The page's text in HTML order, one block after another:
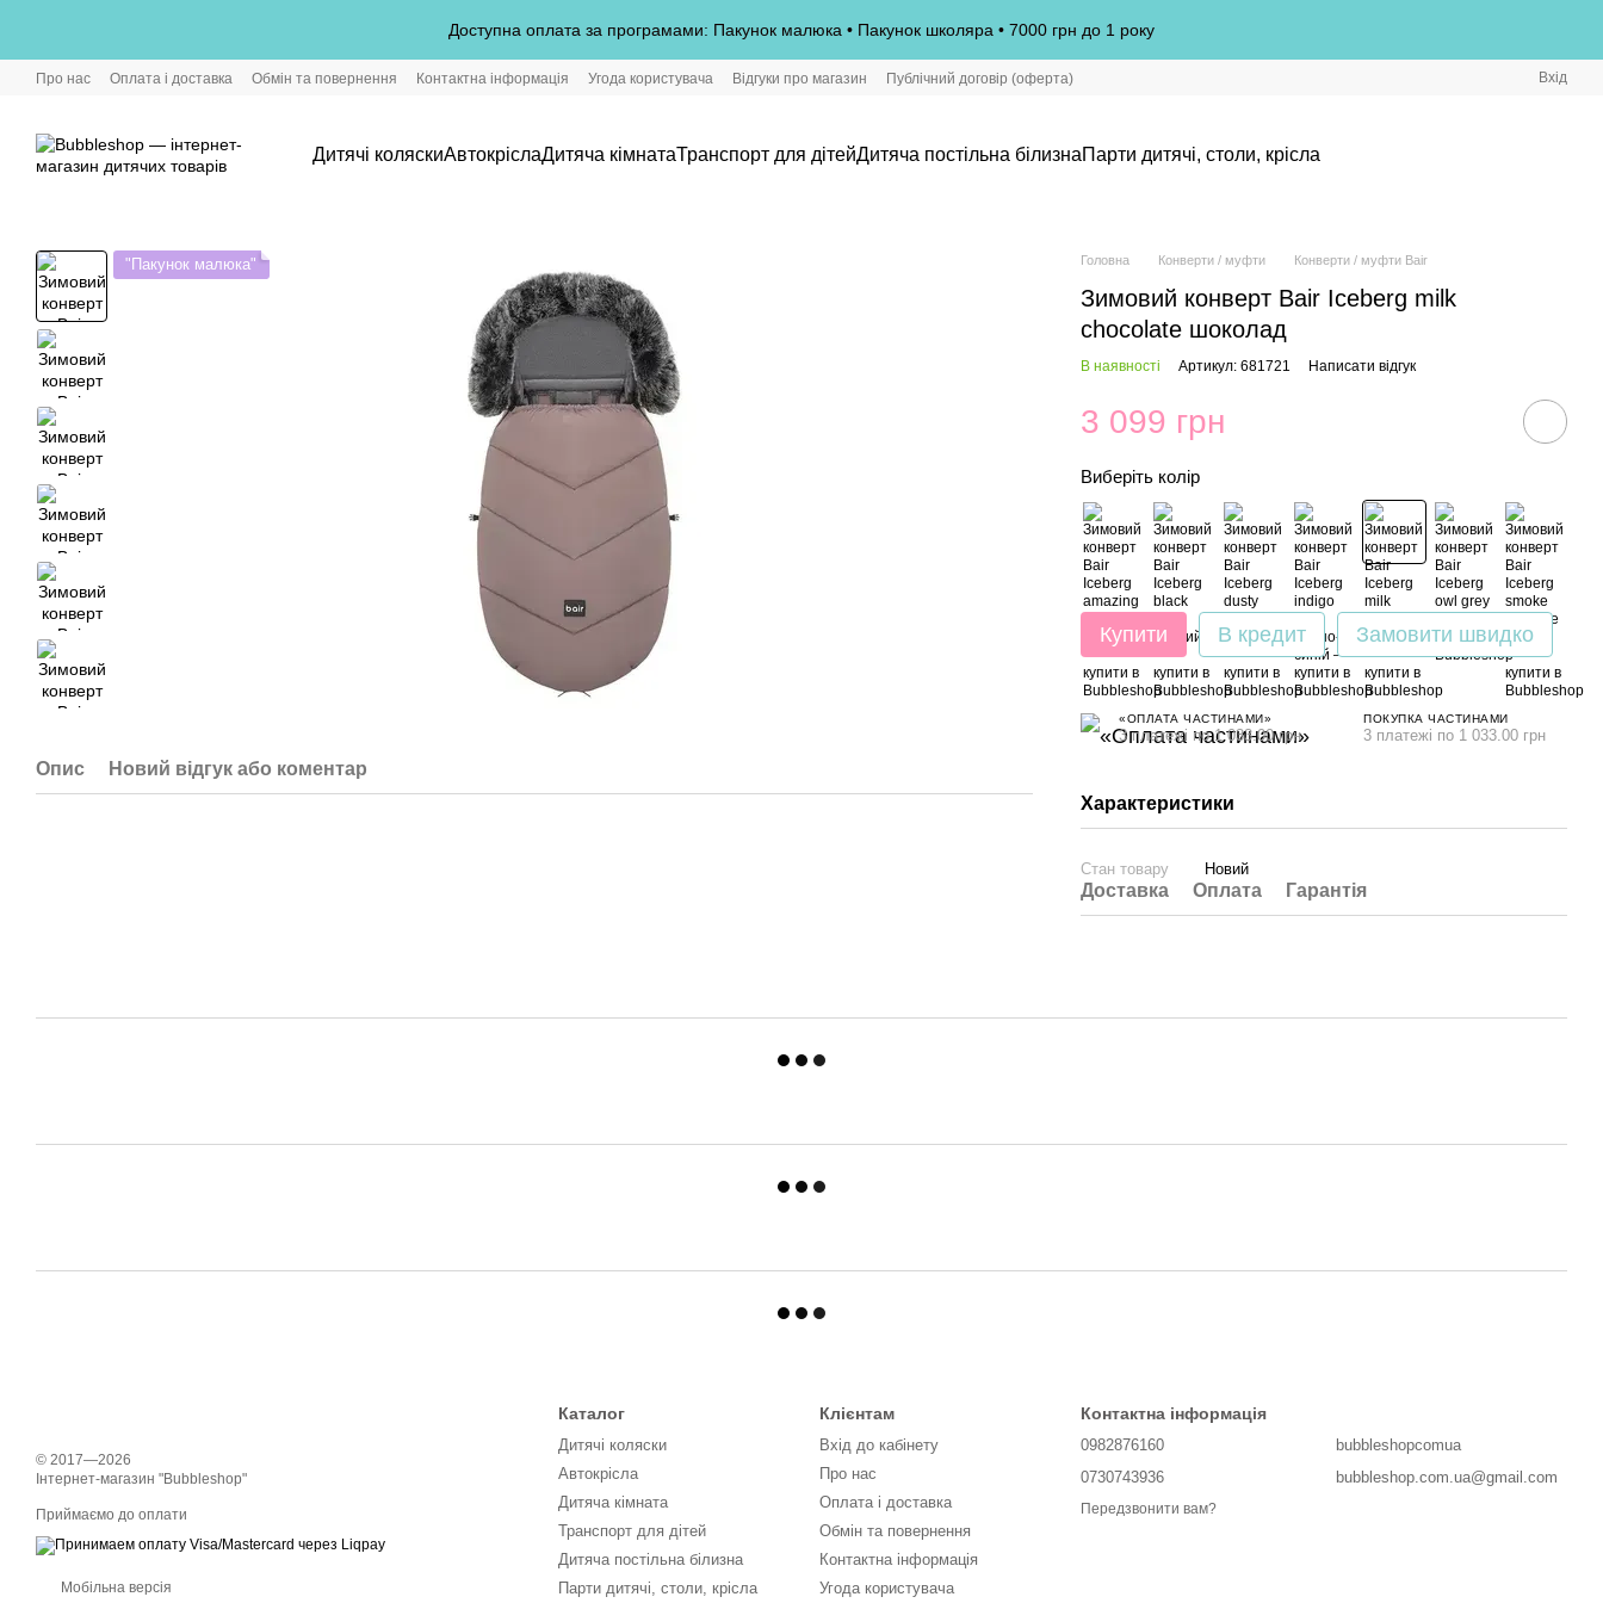
Доступна оплата за програмами: Пакунок малюка • Пакунок школяра • 7000 грн до 1 року
Про нас Оплата і доставка Обмін та повернення Контактна інформація Угода користувача Відгуки про магазин Публічний договір (оферта) Вхід
Дитячі коляскиАвтокріслаДитяча кімнатаТранспорт для дітейДитяча постільна білизнаПарти дитячі, столи, крісла
"Пакунок малюка"
Опис Новий відгук або коментар
Головна Конверти / муфти Конверти / муфти Bair
Зимовий конверт Bair Iceberg milk
chocolate шоколад
В наявності Артикул: 681721 Написати відгук
3 099 грн
Виберіть колір
Купити В кредит Замовити швидко
«ОПЛАТА ЧАСТИНАМИ»
3 платежі по 1 033.00 грн
ПОКУПКА ЧАСТИНАМИ
3 платежі по 1 033.00 грн
Характеристики
Стан товару Новий
Доставка Оплата Гарантія
© 2017—2026
Інтернет-магазин "Bubbleshop"
Приймаємо до оплати
Мобільна версія
Каталог
Дитячі коляски
Автокрісла
Дитяча кімната
Транспорт для дітей
Дитяча постільна білизна
Парти дитячі, столи, крісла
Клієнтам
Вхід до кабінету
Про нас
Оплата і доставка
Обмін та повернення
Контактна інформація
Угода користувача
Контактна інформація
0982876160
0730743936
Передзвонити вам?
bubbleshopcomua
bubbleshop.com.ua@gmail.com